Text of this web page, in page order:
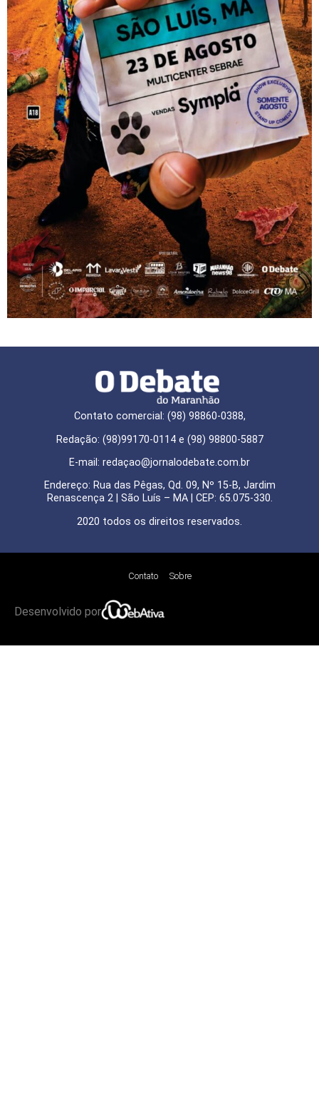
Contato comercial: (98) 98860-0388,
Redação: (98)99170-0114 e (98) 98800-5887
E-mail: redaçao@jornalodebate.com.br
Endereço: Rua das Pêgas, Qd. 09, Nº 15-B, Jardim
Renascença 2 | São Luís – MA | CEP: 65.075-330.
2020 todos os direitos reservados.
Contato Sobre
Desenvolvido por